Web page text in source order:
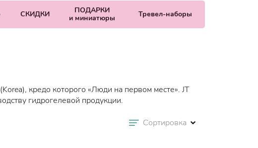
СКИДКИ
ПОДАРКИ
и миниатюры
Тревел-наборы
кредо которого «Люди на первом месте». JT
гидрогелевой продукции.
Сортировка